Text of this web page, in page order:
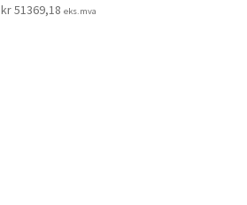
kr51369,18 eks.mva